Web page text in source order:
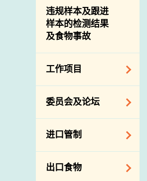
介绍短片
违规样本及跟进
样本的检测结果
及食物事故
工作项目
降低膳食中的钠和
糖
食物安全重点控制
系统
基因改造食物
委员会及论坛
食物安全专家委员
会
消费者联系小组
进口管制
食物进口商和食物
分销商登记制度
出口食物